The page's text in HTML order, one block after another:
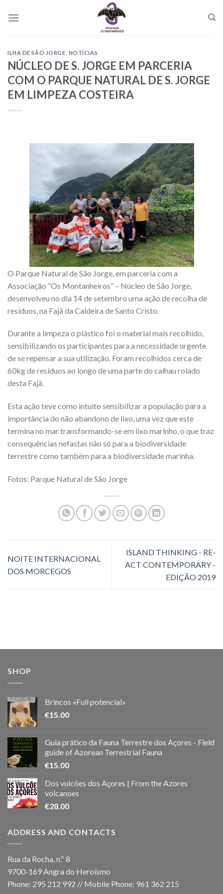
ILHA DE SÃO JORGE NOTÍCIAS
NÚCLEO DE S. JORGE EM PARCERIA
COM O PARQUE NATURAL DE S. JORGE
EM LIMPEZA COSTEIRA
O Parque Natural de São Jorge, em parceria com a
Associação “Os Montanheiros” – Núcleo de São Jorge,
desenvolveu no dia 14 de setembro uma ação de recolha de
resíduos, na Fajã da Caldeira de Santo Cristo.
Durante a limpeza o plástico foi o material mais recolhido,
sensibilizando os participantes para a necessidade urgente
de se repensar a sua utilização. Foram recolhidos cerca de
60kg de resíduos ao longo de uma parte do calhau rolado
desta Fajã.
Esta ação teve como intuito sensibilizar a população para a
importância do não abandono de lixo, uma vez que este
termina no mar transformando-se em lixo marinho, o que traz
consequências nefastas não só para a biodiversidade
terrestre como também para a biodiversidade marinha.
Fotos: Parque Natural de São Jorge
NOITE INTERNACIONAL
DOS MORCEGOS
ISLAND THINKING - RE-
ACT CONTEMPORARY -
EDIÇÃO 2019
SHOP
Brincos «Full potencial»
€15.00
Guia prático da Fauna Terrestre dos Açores - Field
guide of Azorean Terrestrial Fauna
€15.00
Dos vulcões dos Açores | From the Azores
volcanoes
€28.00
ADDRESS AND CONTACTS
Rua da Rocha, n.º 8
9700-169 Angra do Heroísmo
Phone: 295 212 992 // Mobile Phone: 961 362 215